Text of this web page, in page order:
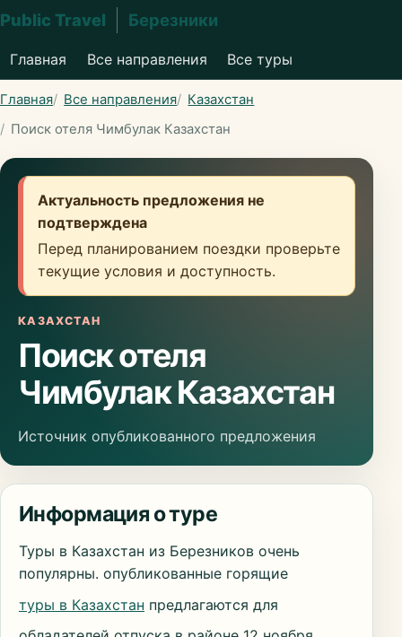
Public Travel Березники
Главная Все направления Все туры
Главная Все направления
Казахстан
Поиск отеля Чимбулак Казахстан
Актуальность предложения не
подтверждена
Перед планированием поездки проверьте
текущие условия и доступность.
КАЗАХСТАН
Поиск отеля
Чимбулак Казахстан
Источник опубликованного предложения
Информация о туре
Туры в Казахстан из Березников очень
популярны. опубликованные горящие
туры в Казахстан предлагаются для